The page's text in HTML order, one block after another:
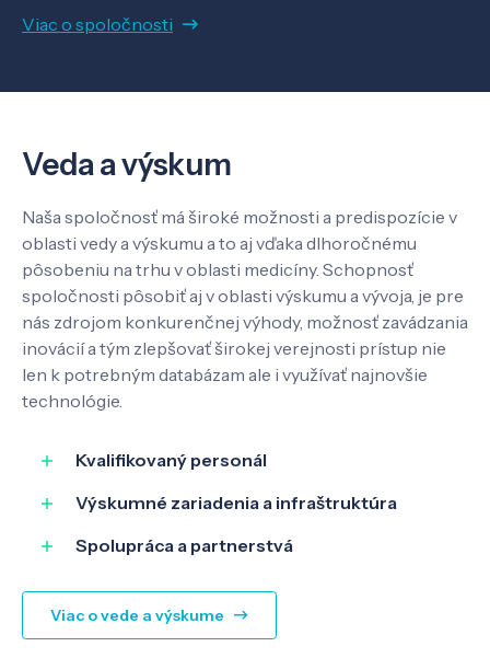
Know-how
O nás
Kontakt
SK EN
Viac o spoločnosti
Veda a výskum
Naša spoločnosť má široké možnosti a predispozície v
oblasti vedy a výskumu a to aj vďaka dlhoročnému
pôsobeniu na trhu v oblasti medicíny. Schopnosť
spoločnosti pôsobiť aj v oblasti výskumu a vývoja, je pre
nás zdrojom konkurenčnej výhody, možnosť zavádzania
inovácií a tým zlepšovať širokej verejnosti prístup nie
len k potrebným databázam ale i využívať najnovšie
technológie.
Kvalifikovaný personál
Výskumné zariadenia a infraštruktúra
Spolupráca a partnerstvá
Viac o vede a výskume